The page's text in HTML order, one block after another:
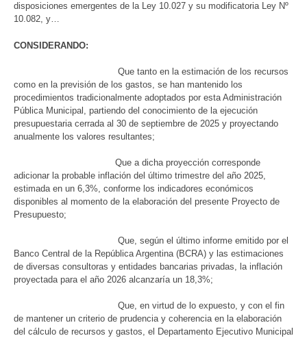
disposiciones emergentes de la Ley 10.027 y su modificatoria Ley Nº
10.082, y…
CONSIDERANDO:
Que tanto en la estimación de los recursos
como en la previsión de los gastos, se han mantenido los
procedimientos tradicionalmente adoptados por esta Administración
Pública Municipal, partiendo del conocimiento de la ejecución
presupuestaria cerrada al 30 de septiembre de 2025 y proyectando
anualmente los valores resultantes;
Que a dicha proyección corresponde
adicionar la probable inflación del último trimestre del año 2025,
estimada en un 6,3%, conforme los indicadores económicos
disponibles al momento de la elaboración del presente Proyecto de
Presupuesto;
Que, según el último informe emitido por el
Banco Central de la República Argentina (BCRA) y las estimaciones
de diversas consultoras y entidades bancarias privadas, la inflación
proyectada para el año 2026 alcanzaría un 18,3%;
Que, en virtud de lo expuesto, y con el fin
de mantener un criterio de prudencia y coherencia en la elaboración
del cálculo de recursos y gastos, el Departamento Ejecutivo Municipal